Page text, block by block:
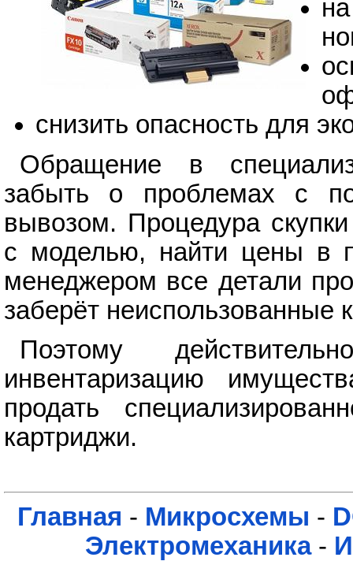
снизить опасность для
Обращение в
забыть о проблемах с
вывозом. Процедура
с моделью, найти цены в
менеджером все детали
заберёт неиспользованные
Поэтому
инвентаризацию
продать
картриджи.
Главная - Микросхемы -
Электромеханика-